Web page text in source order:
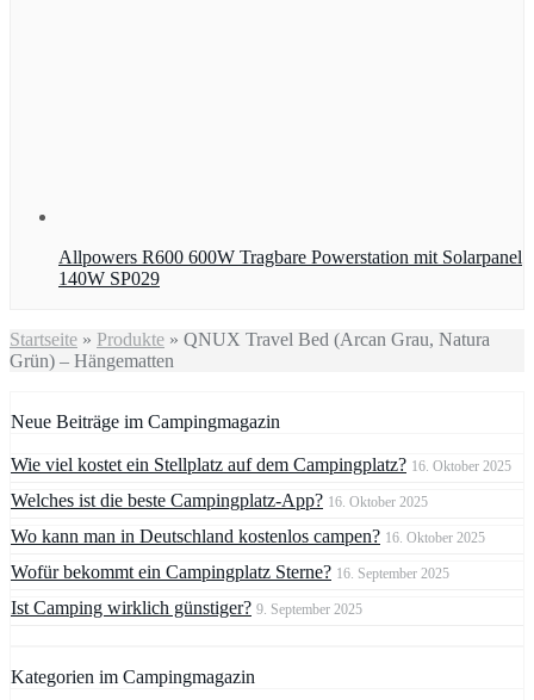
Allpowers R600 600W Tragbare Powerstation mit Solarpanel
140W SP029
Startseite » Produkte » QNUX Travel Bed (Arcan Grau, Natura
Grün) – Hängematten
Neue Beiträge im Campingmagazin
Wie viel kostet ein Stellplatz auf dem Campingplatz? 16. Oktober 2025
Welches ist die beste Campingplatz-App? 16. Oktober 2025
Wo kann man in Deutschland kostenlos campen? 16. Oktober 2025
Wofür bekommt ein Campingplatz Sterne? 16. September 2025
Ist Camping wirklich günstiger? 9. September 2025
Kategorien im Campingmagazin